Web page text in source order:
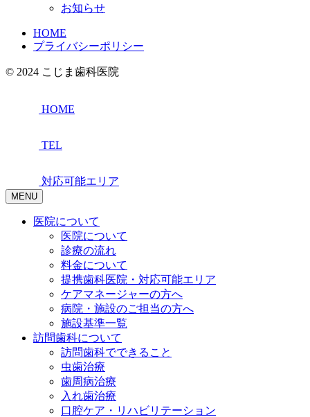
お知らせ
HOME
プライバシーポリシー
© 2024 こじま歯科医院
HOME
TEL
対応可能エリア
MENU
医院について
医院について
診療の流れ
料金について
提携歯科医院・対応可能エリア
ケアマネージャーの方へ
病院・施設のご担当の方へ
施設基準一覧
訪問歯科について
訪問歯科でできること
虫歯治療
歯周病治療
入れ歯治療
口腔ケア・リハビリテーション